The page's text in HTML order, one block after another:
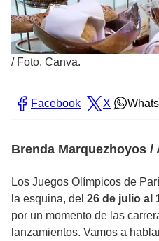
/ Foto. Canva.
Facebook X
Brenda Marquezhoyos /
Los Juegos Olímpicos de
la esquina, del 26 de julio al
por un momento de las
lanzamientos. Vamos a